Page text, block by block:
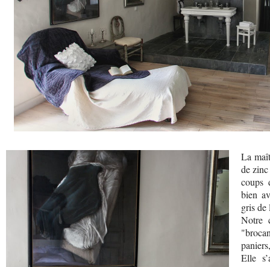
La
de
coups
bien
gris de
Notre
Elle